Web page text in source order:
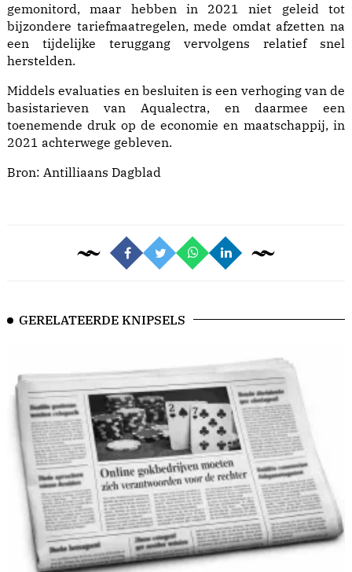
gemonitord, maar hebben in 2021 niet geleid tot
bijzondere tariefmaatregelen, mede omdat afzetten na
een tijdelijke teruggang vervolgens relatief snel
herstelden.
Middels evaluaties en besluiten is een verhoging van de
basistarieven van Aqualectra, en daarmee een
toenemende druk op de economie en maatschappij, in
2021 achterwege gebleven.
Bron: Antilliaans Dagblad
GERELATEERDE KNIPSELS